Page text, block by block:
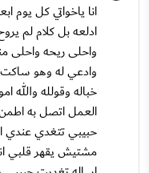
انا ياخواتي كل
ادلعه بل كلام لم
واحلى ريحه واحلى
وادعي له وهو ساكت
خباله وقولله
العمل اتصل به
حبيبي تتغدي